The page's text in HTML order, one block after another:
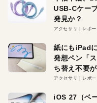
USB-Cケー
発見か？
アクセサリ レポー
紙にもiPad
発想ペン「
ち替え不要
アクセサリ レポー
iOS 27（ベ